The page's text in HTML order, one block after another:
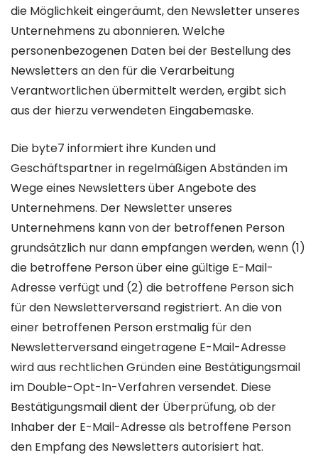
die Möglichkeit eingeräumt, den Newsletter unseres
Unternehmens zu abonnieren. Welche
personenbezogenen Daten bei der Bestellung des
Newsletters an den für die Verarbeitung
Verantwortlichen übermittelt werden, ergibt sich
aus der hierzu verwendeten Eingabemaske.
Die byte7 informiert ihre Kunden und
Geschäftspartner in regelmäßigen Abständen im
Wege eines Newsletters über Angebote des
Unternehmens. Der Newsletter unseres
Unternehmens kann von der betroffenen Person
grundsätzlich nur dann empfangen werden, wenn (1)
die betroffene Person über eine gültige E-Mail-
Adresse verfügt und (2) die betroffene Person sich
für den Newsletterversand registriert. An die von
einer betroffenen Person erstmalig für den
Newsletterversand eingetragene E-Mail-Adresse
wird aus rechtlichen Gründen eine Bestätigungsmail
im Double-Opt-In-Verfahren versendet. Diese
Bestätigungsmail dient der Überprüfung, ob der
Inhaber der E-Mail-Adresse als betroffene Person
den Empfang des Newsletters autorisiert hat.